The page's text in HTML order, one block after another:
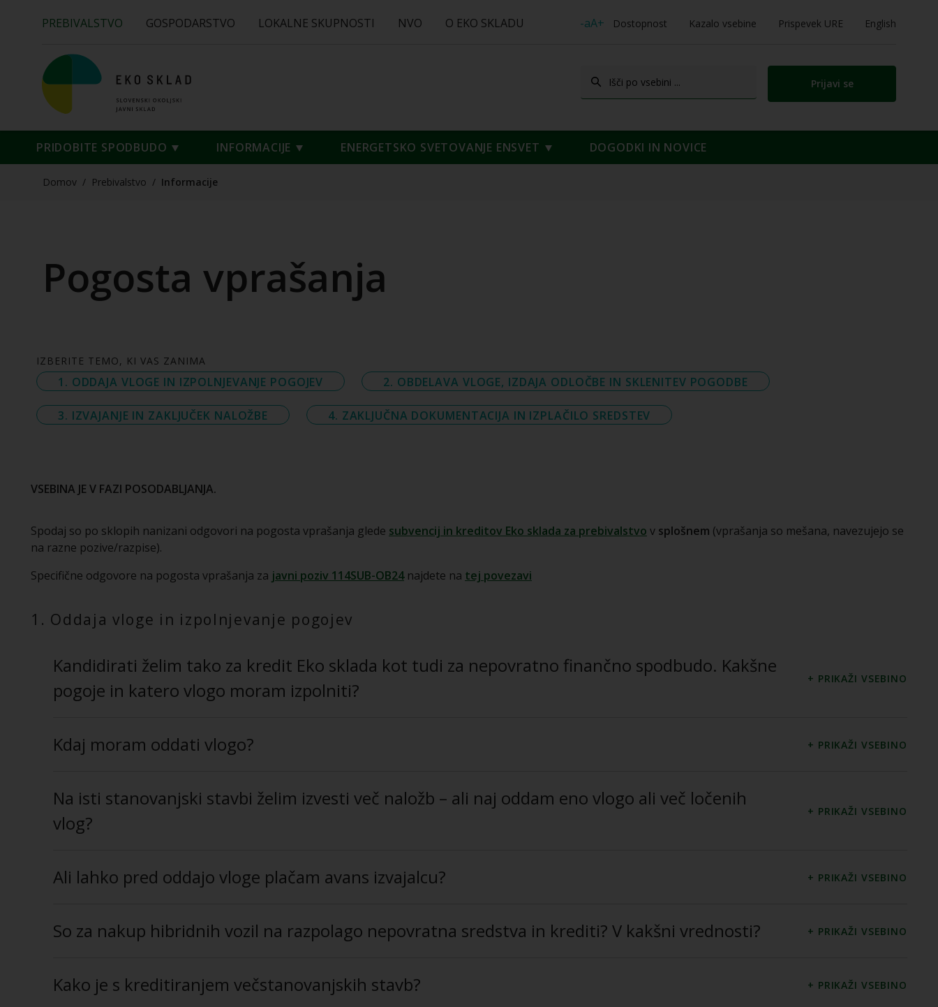
PREBIVALSTVO GOSPODARSTVO LOKALNE SKUPNOSTI NVO O EKO SKLADU -aA+ Dostopnost Kazalo vsebine Prispevek URE English
Prijavi se
PRIDOBITE SPODBUDO INFORMACIJE ENERGETSKO SVETOVANJE ENSVET DOGODKI IN NOVICE
Domov / Prebivalstvo / Informacije
Pogosta vprašanja
IZBERITE TEMO, KI VAS ZANIMA
1. ODDAJA VLOGE IN IZPOLNJEVANJE POGOJEV 2. OBDELAVA VLOGE, IZDAJA ODLOČBE IN SKLENITEV POGODBE
3. IZVAJANJE IN ZAKLJUČEK NALOŽBE 4. ZAKLJUČNA DOKUMENTACIJA IN IZPLAČILO SREDSTEV
VSEBINA JE V FAZI POSODABLJANJA.
Spodaj so po sklopih nanizani odgovori na pogosta vprašanja glede subvencij in kreditov Eko sklada za prebivalstvo v splošnem (vprašanja so mešana, navezujejo se
na razne pozive/razpise).
Specifične odgovore na pogosta vprašanja za javni poziv 114SUB-OB24najdete na tej povezavi
1. Oddaja vloge in izpolnjevanje pogojev
Kandidirati želim tako za kredit Eko sklada kot tudi za nepovratno finančno spodbudo. Kakšne
pogoje in katero vlogo moram izpolniti?
Kdaj moram oddati vlogo?
Na isti stanovanjski stavbi želim izvesti več naložb – ali naj oddam eno vlogo ali več ločenih
vlog?
Ali lahko pred oddajo vloge plačam avans izvajalcu?
So za nakup hibridnih vozil na razpolago nepovratna sredstva in krediti? V kakšni vrednosti?
Kako je s kreditiranjem večstanovanjskih stavb?